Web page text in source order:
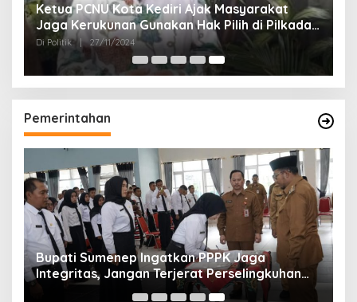
Ketua PCNU Kota Kediri Ajak Masyarakat
Jaga Kerukunan Gunakan Hak Pilih di Pilkada
2024
Di Politik | 27/11/2024
Pemerintahan
Bupati Sumenep Ingatkan PPPK Jaga
Integritas, Jangan Terjerat Perselingkuhan
dan Judi Online